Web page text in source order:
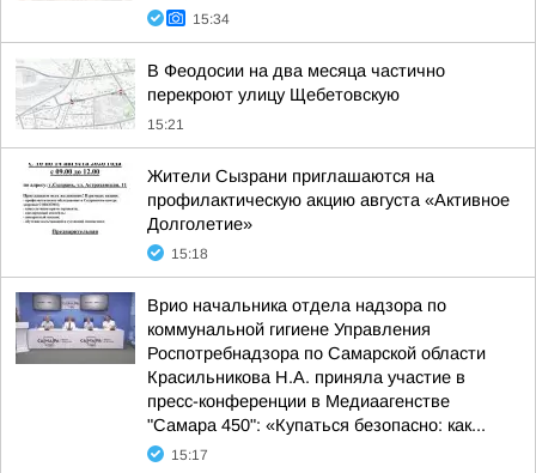
15:34
В Феодосии на два месяца частично
перекроют улицу Щебетовскую
15:21
Жители Сызрани приглашаются на
профилактическую акцию августа «Активное
Долголетие»
15:18
Врио начальника отдела надзора по
коммунальной гигиене Управления
Роспотребнадзора по Самарской области
Красильникова Н.А. приняла участие в
пресс-конференции в Медиаагенстве
"Самара 450": «Купаться безопасно: как...
15:17